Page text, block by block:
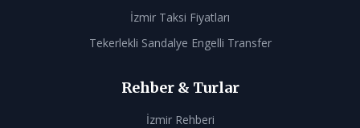
İzmir Taksi Fiyatları
Tekerlekli Sandalye Engelli Transfer
Rehber & Turlar
İzmir Rehberi